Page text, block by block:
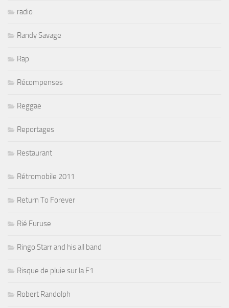
radio
Randy Savage
Rap
Récompenses
Reggae
Reportages
Restaurant
Rétromobile 2011
Return To Forever
Rié Furuse
Ringo Starr and his all band
Risque de pluie sur la F1
Robert Randolph